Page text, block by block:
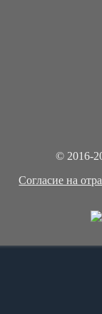
© 2016-
Cогласие на